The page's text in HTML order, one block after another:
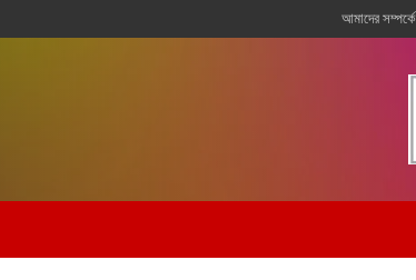
আমাদের সম্পর্কে